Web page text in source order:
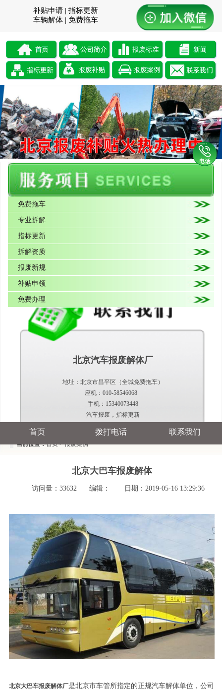
补贴申请 | 指标更新
车辆解体 | 免费拖车
免费拖车
专业拆解
指标更新
拆解资质
报废新规
补贴申领
免费办理
北京汽车报废解体厂
地址：北京市昌平区（全城免费拖车）
座机：010-58546068
手机：15340073448
汽车报废，指标更新
当前位置：首页>报废案例
北京大巴车报废解体
访问量： 33632 编辑： 日期：2019-05-16 13:29:36
北京大巴车报废解体厂是北京市车管所指定的正规汽车解体单位，公司
首页 拨打电话 联系我们